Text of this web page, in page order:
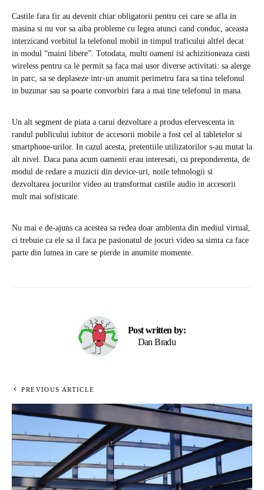
Castile fara fir au devenit chiar obligatorii pentru cei care se afla in
masina si nu vor sa aiba probleme cu legea atunci cand conduc, aceasta
interzicand vorbitul la telefonul mobil in timpul traficului altfel decat
in modul “maini libere”. Totodata, multi oameni isi achizitioneaza casti
wireless pentru ca le permit sa faca mai usor diverse activitati: sa alerge
in parc, sa se deplaseze intr-un anumit perimetru fara sa tina telefonul
in buzunar sau sa poarte convorbiri fara a mai tine telefonul in mana.
Un alt segment de piata a carui dezvoltare a produs efervescenta in
randul publicului iubitor de accesorii mobile a fost cel al tabletelor si
smartphone-urilor. In cazul acesta, pretentiile utilizatorilor s-au mutat la
alt nivel. Daca pana acum oamenii erau interesati, cu preponderenta, de
modul de redare a muzicii din device-uri, noile tehnologii si
dezvoltarea jocurilor video au transformat castile audio in accesorii
mult mai sofisticate.
Nu mai e de-ajuns ca acestea sa redea doar ambienta din mediul virtual,
ci trebuie ca ele sa il faca pe pasionatul de jocuri video sa simta ca face
parte din lumea in care se pierde in anumite momente.
Post written by:
Dan Bradu
PREVIOUS ARTICLE